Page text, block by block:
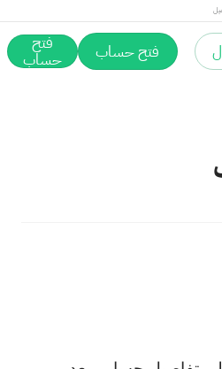
فتح حساب فتح
حساب